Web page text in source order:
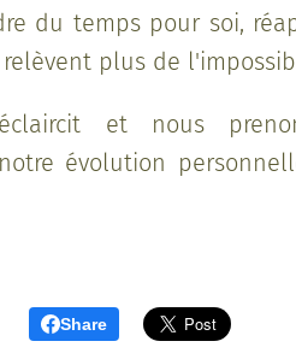
du temps pour soi,
plus de
et nous
évolution
Share